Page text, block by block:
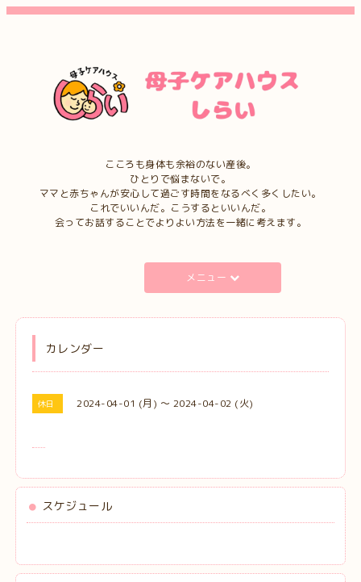
こころも身体も余裕のない産後。
ひとりで悩まないで。
ママと赤ちゃんが安心して過ごす時間をなるべく多くしたい。
これでいいんだ。こうするといいんだ。
会ってお話することでよりよい方法を一緒に考えます。
メニュー
カレンダー
休日 2024-04-01 (月) ～ 2024-04-02 (火)
スケジュール